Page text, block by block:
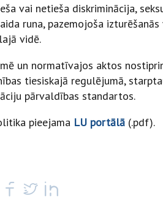
vai netieša diskriminācija,
runa, pazemojoša
vidē.
un normatīvajos aktos
tiesiskajā regulējumā,
pārvaldības standartos.
pieejama LU portālā (.pdf).